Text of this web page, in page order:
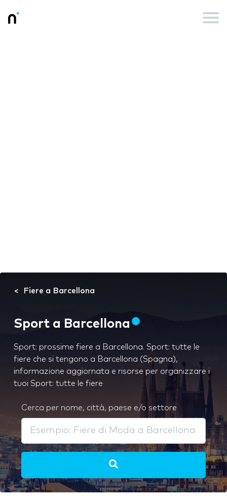
Fiere a Barcellona
Sport a Barcellona
Sport: prossime fiere a Barcellona. Sport: tutte le
fiere che si tengono a Barcellona (Spagna),
informazione aggiornata e risorse per organizzare i
tuoi Sport: tutte le fiere
Cerca per nome, città, paese e/o settore